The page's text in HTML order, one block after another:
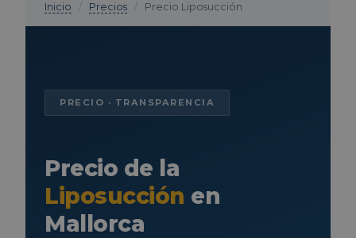
Inicio / Precios / Precio Liposucción
PRECIO · TRANSPARENCIA
Precio de la
Liposucción en
Mallorca